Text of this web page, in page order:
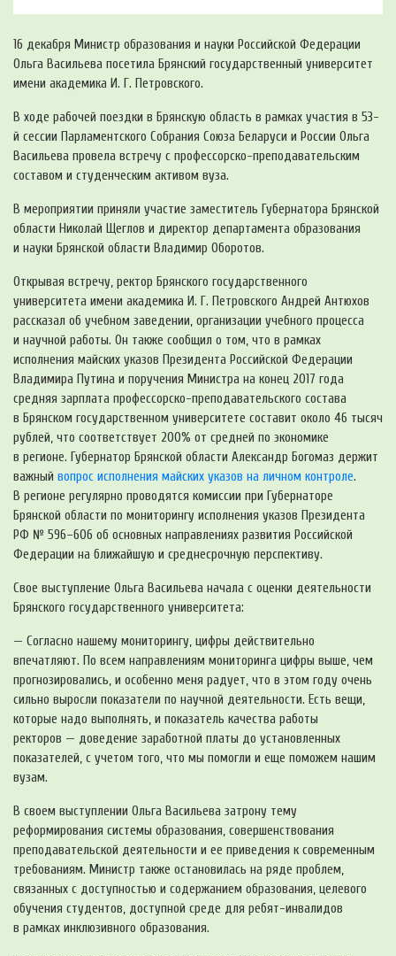
16 декабря Министр образования и науки Российской Федерации
Ольга Васильева посетила Брянский государственный университет
имени академика И. Г. Петровского.
В ходе рабочей поездки в Брянскую область в рамках участия в 53-
й сессии Парламентского Собрания Союза Беларуси и России Ольга
Васильева провела встречу с профессорско-преподавательским
составом и студенческим активом вуза.
В мероприятии приняли участие заместитель Губернатора Брянской
области Николай Щеглов и директор департамента образования
и науки Брянской области Владимир Оборотов.
Открывая встречу, ректор Брянского государственного
университета имени академика И. Г. Петровского Андрей Антюхов
рассказал об учебном заведении, организации учебного процесса
и научной работы. Он также сообщил о том, что в рамках
исполнения майских указов Президента Российской Федерации
Владимира Путина и поручения Министра на конец 2017 года
средняя зарплата профессорско-преподавательского состава
в Брянском государственном университете составит около 46 тысяч
рублей, что соответствует 200% от средней по экономике
в регионе. Губернатор Брянской области Александр Богомаз держит
важный вопрос исполнения майских указов на личном контроле.
В регионе регулярно проводятся комиссии при Губернаторе
Брянской области по мониторингу исполнения указов Президента
РФ № 596–606 об основных направлениях развития Российской
Федерации на ближайшую и среднесрочную перспективу.
Свое выступление Ольга Васильева начала с оценки деятельности
Брянского государственного университета:
— Согласно нашему мониторингу, цифры действительно
впечатляют. По всем направлениям мониторинга цифры выше, чем
прогнозировались, и особенно меня радует, что в этом году очень
сильно выросли показатели по научной деятельности. Есть вещи,
которые надо выполнять, и показатель качества работы
ректоров — доведение заработной платы до установленных
показателей, с учетом того, что мы помогли и еще поможем нашим
вузам.
В своем выступлении Ольга Васильева затрону тему
реформирования системы образования, совершенствования
преподавательской деятельности и ее приведения к современным
требованиям. Министр также остановилась на ряде проблем,
связанных с доступностью и содержанием образования, целевого
обучения студентов, доступной среде для ребят-инвалидов
в рамках инклюзивного образования.